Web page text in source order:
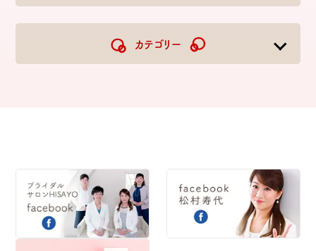
2023
カテゴリー